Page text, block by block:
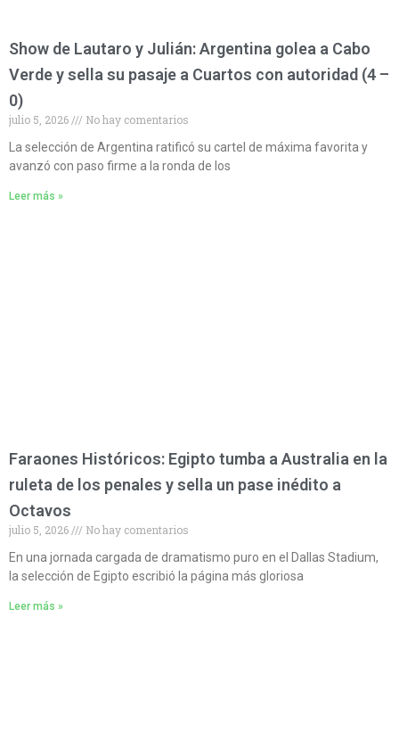
Show de Lautaro y Julián: Argentina golea a Cabo
Verde y sella su pasaje a Cuartos con autoridad (4 –
0)
julio 5, 2026
No hay comentarios
La selección de Argentina ratificó su cartel de máxima favorita y
avanzó con paso firme a la ronda de los
Leer más »
Faraones Históricos: Egipto tumba a Australia en la
ruleta de los penales y sella un pase inédito a
Octavos
julio 5, 2026
No hay comentarios
En una jornada cargada de dramatismo puro en el Dallas Stadium,
la selección de Egipto escribió la página más gloriosa
Leer más »